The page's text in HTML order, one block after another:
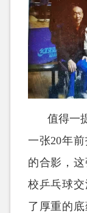
值得一
一张20年
的合影，
校乒乓球
了厚重的